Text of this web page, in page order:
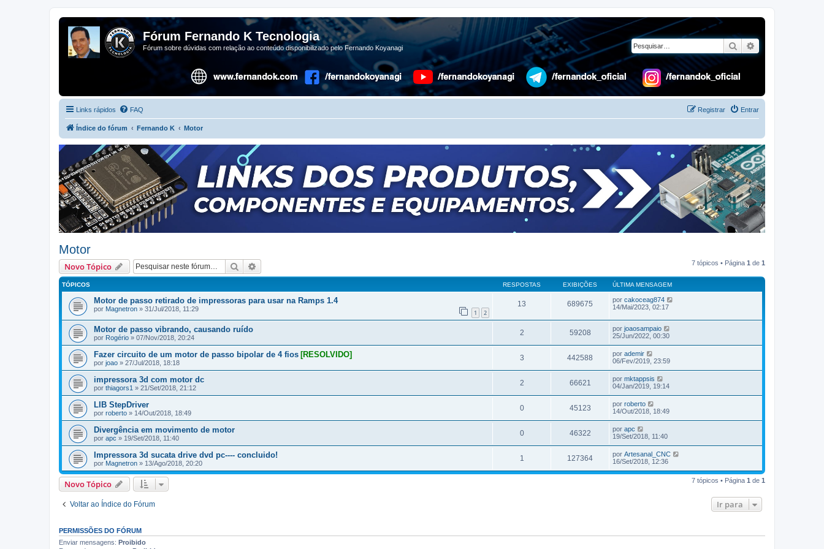
Fórum Fernando K Tecnologia
Fórum sobre dúvidas com relação ao conteúdo disponibilizado pelo Fernando Koyanagi Pesquisar
Links rápidos FAQ Entrar
Registrar
Índice do fórum Fernando K Motor
Motor
Novo Tópico Pesquisar 7 tópicos • Página 1 de 1
TÓPICOS RESPOSTAS EXIBIÇÕES ÚLTIMA MENSAGEM
Motor de passo retirado de impressoras para usar na Ramps 1.4
por Magnetron » 31/Jul/2018, 11:29 1 2
13 689675 por cakoceag874
14/Mai/2023, 02:17
Motor de passo vibrando, causando ruído
por Rogério » 07/Nov/2018, 20:24
2 59208 por joaosampaio
25/Jun/2022, 00:30
Fazer circuito de um motor de passo bipolar de 4 fios [RESOLVIDO]
por joao » 27/Jul/2018, 18:18
3 442588 por ademir
06/Fev/2019, 23:59
impressora 3d com motor dc
por thiagors1 » 21/Set/2018, 21:12
2 66621 por mktappsis
04/Jan/2019, 19:14
LIB StepDriver
por roberto » 14/Out/2018, 18:49
0 45123 por roberto
14/Out/2018, 18:49
Divergência em movimento de motor
por apc » 19/Set/2018, 11:40
0 46322 por apc
19/Set/2018, 11:40
Impressora 3d sucata drive dvd pc---- concluido!
por Magnetron » 13/Ago/2018, 20:20
1 127364 por Artesanal_CNC
16/Set/2018, 12:36
Novo Tópico 7 tópicos • Página 1 de 1
Voltar ao Índice do Fórum Ir para
PERMISSÕES DO FÓRUM
Enviar mensagens: Proibido